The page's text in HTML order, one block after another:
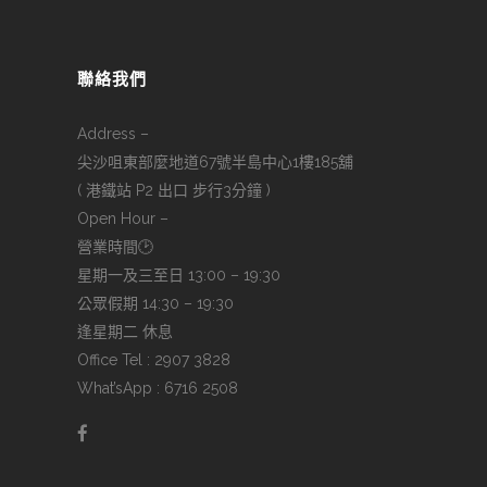
聯絡我們
Address –
尖沙咀東部麼地道67號半島中心1樓185舖
( 港鐵站 P2 出口 步行3分鐘 )
Open Hour –
營業時間🕑
星期一及三至日 13:00 – 19:30
公眾假期 14:30 – 19:30
逢星期二 休息
Office Tel : 2907 3828
What’sApp : 6716 2508